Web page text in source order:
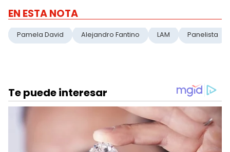
EN ESTA NOTA
Pamela David Alejandro Fantino LAM Panelista